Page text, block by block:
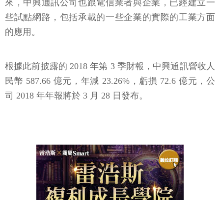
來，中興通訊公司也跟電信業者與企業，已經建立一
些試點網路，包括承載的一些企業的實際的工業方面
的應用。
根據此前披露的 2018 年第 3 季財報，中興通訊營收人
民幣 587.66 億元，年減 23.26%，虧損 72.6 億元，公
司 2018 年年報將於 3 月 28 日發布。